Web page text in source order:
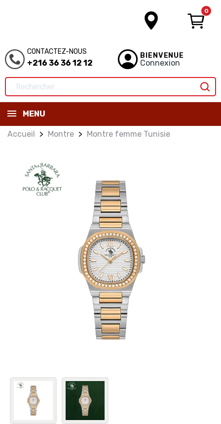
0
CONTACTEZ-NOUS
+216 36 36 12 12
BIENVENUE
Connexion
MENU
Accueil Montre Montre femme Tunisie